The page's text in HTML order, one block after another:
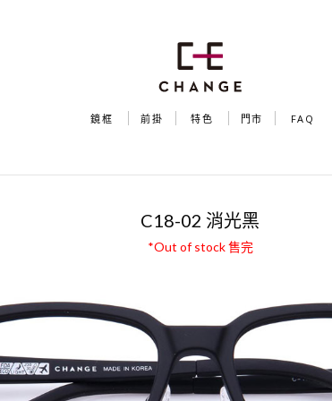
鏡框 前掛 特色 門市 FAQ
LIU PLUS（C18 系列鏡框）
C18-02 消光黑
*Out of stock 售完